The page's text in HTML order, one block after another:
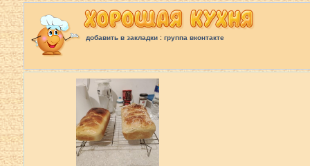
добавить в закладки: группа вконтакте